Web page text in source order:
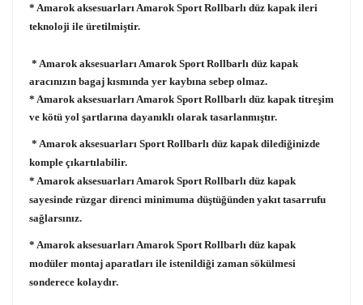
* Amarok aksesuarları Amarok Sport Rollbarlı düz kapak ileri
teknoloji ile üretilmiştir.
* Amarok aksesuarları Amarok Sport Rollbarlı düz kapak
aracınızın bagaj kısmında yer kaybına sebep olmaz.
* Amarok aksesuarları Amarok Sport Rollbarlı düz kapak titreşim
ve kötü yol şartlarına dayanıklı olarak tasarlanmıştır.
* Amarok aksesuarları Sport Rollbarlı düz kapak dilediğinizde
komple çıkartılabilir.
* Amarok aksesuarları Amarok Sport Rollbarlı düz kapak
sayesinde rüzgar direnci minimuma düştüğünden yakıt tasarrufu
sağlarsınız.
* Amarok aksesuarları Amarok Sport Rollbarlı düz kapak
modüler montaj aparatları ile istenildiği zaman sökülmesi
sonderece kolaydır.